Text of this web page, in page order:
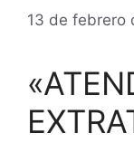
13 de febrero